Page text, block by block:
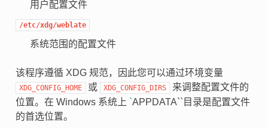
用户配置文件
/etc/xdg/weblate
系统范围的配置文件
该程序遵循 XDG 规范，因此您可以通过环境变量
XDG_CONFIG_HOME 或 XDG_CONFIG_DIRS
来调整配置文件的
位置。在 Windows 系统上 `APPDATA``目录是配置文件
的首选位置。